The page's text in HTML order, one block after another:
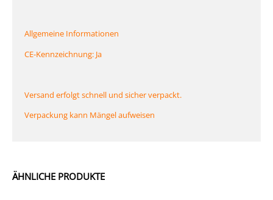
ÄHNLICHE PRODUKTE
Allgemeine Informationen
CE-Kennzeichnung: Ja
Versand erfolgt schnell und sicher verpackt.
Verpackung kann Mängel aufweisen